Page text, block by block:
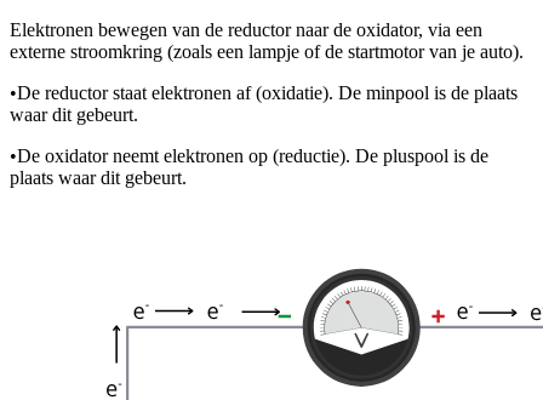
Elektronen bewegen van de reductor naar de oxidator, via een
externe stroomkring (zoals een lampje of de startmotor van je auto).
•De reductor staat elektronen af (oxidatie). De minpool is de plaats
waar dit gebeurt.
•De oxidator neemt elektronen op (reductie). De pluspool is de
plaats waar dit gebeurt.